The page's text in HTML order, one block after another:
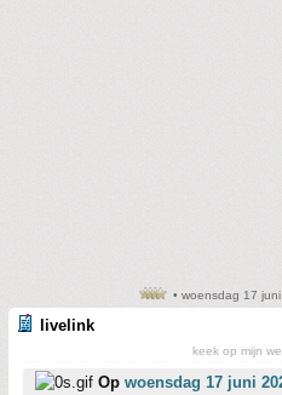
• woensdag 17
livelink
keek op mijn
Op woensdag 17 juni